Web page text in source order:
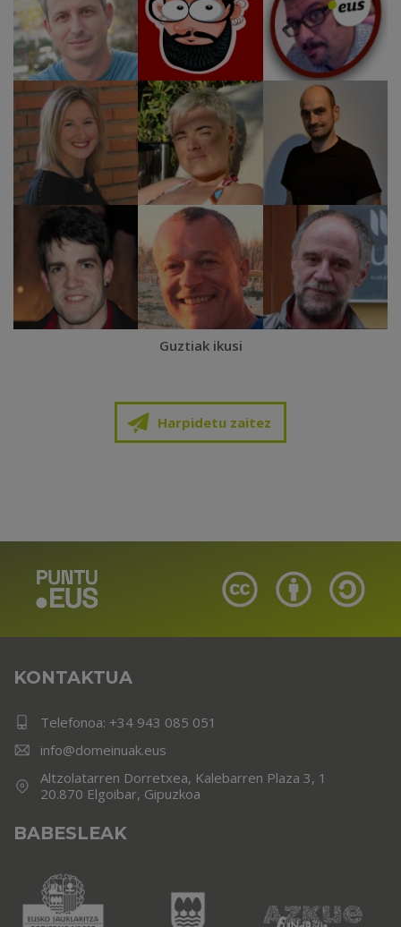
Guztiak ikusi
Harpidetu zaitez
KONTAKTUA
Telefonoa: +34 943 085 051
info@domeinuak.eus
Altzolatarren Dorretxea, Kalebarren Plaza 3, 1
20.870 Elgoibar, Gipuzkoa
BABESLEAK